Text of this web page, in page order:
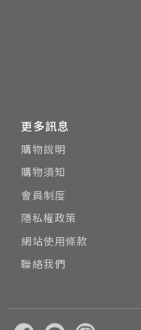
更多訊息
購物說明
購物須知
會員制度
隱私權政策
網站使用條款
聯絡我們